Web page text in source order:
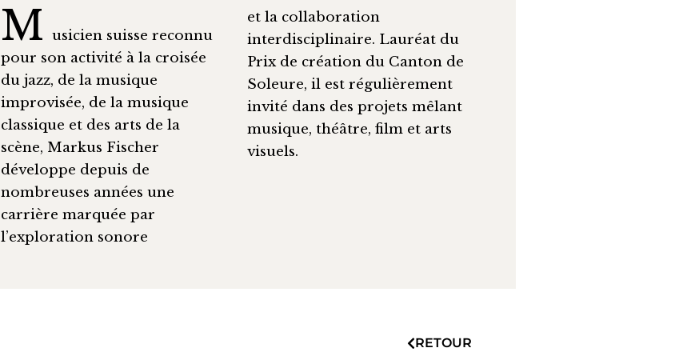
M usicien suisse reconnu
pour son activité à la croisée
du jazz, de la musique
improvisée, de la musique
classique et des arts de la
scène, Markus Fischer
développe depuis de
nombreuses années une
carrière marquée par
l’exploration sonore
et la collaboration
interdisciplinaire. Lauréat du
Prix de création du Canton de
Soleure, il est régulièrement
invité dans des projets mêlant
musique, théâtre, film et arts
visuels.
RETOUR